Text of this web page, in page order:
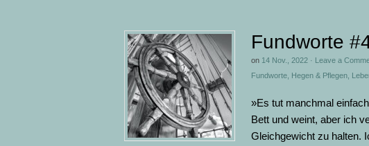
Fundworte
on 14 Nov., 2022 · Leave a
Fundworte Hegen & Pflegen
»Es tut manchmal
Bett und weint, aber ich
Gleichgewicht zu halten.